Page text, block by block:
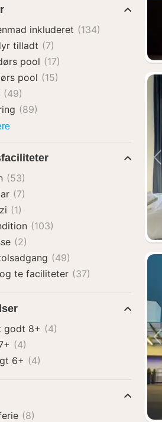
inkluderet (134)
tilladt (7)
pool (17)
pool (15)
(49)
(89)
Faciliteter
(53)
(7)
(1)
(103)
(2)
(49)
te faciliteter (37)
godt 8+ (4)
(4)
6+ (4)
(8)